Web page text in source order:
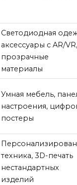
Светодиодная
аксессуары с AR/
прозрачные
материалы
Умная мебель,
настроения,
постеры
техника, 3D-печать
нестандартных
изделий